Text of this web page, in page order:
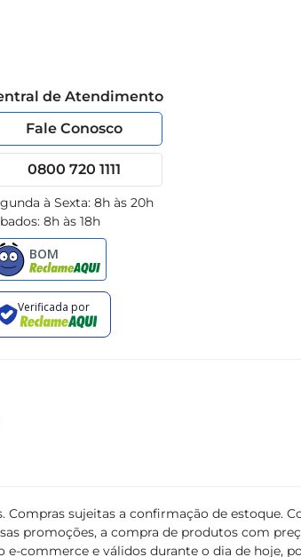
de Atendimento
Fale Conosco
0800 720 1111
à Sexta: 8h às 20h
8h às 18h
sujeitas a confirmação de estoque.
promoções, a compra de produtos com
commerce e válidos durante o dia de hoje,